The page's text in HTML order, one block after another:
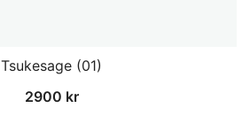
Tsukesage (01)
2900 kr